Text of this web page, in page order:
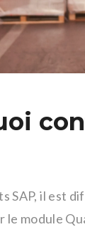
SAP, il
module